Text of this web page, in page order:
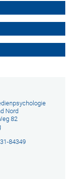
Nord
82
84349